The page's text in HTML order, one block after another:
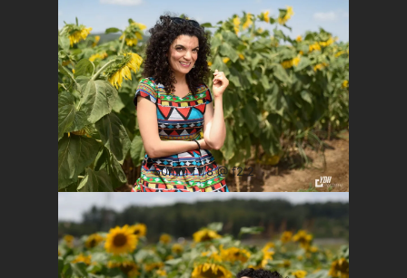
50mm f1/8 @ f2.2